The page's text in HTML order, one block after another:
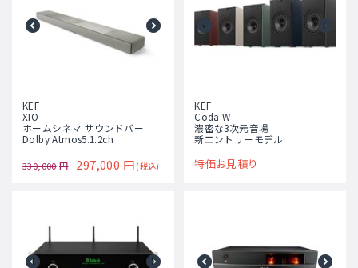
KEF
XIO
ホームシネマ サウンドバー
Dolby Atmos5.1.2ch
330,000 円 297,000 円 (税込)
KEF
Coda W
濃密な3次元音場
新エントリーモデル
特価お見積り